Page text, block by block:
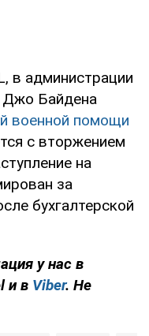
в администрации
Джо Байдена
военной помощи
с вторжением
на
за
бухгалтерской
у нас в
и в Viber. Не